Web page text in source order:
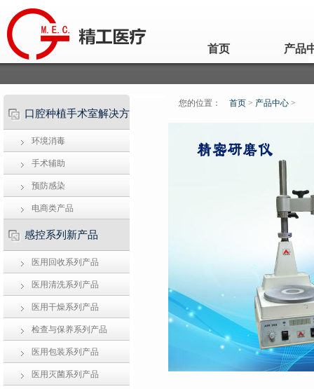
首页 产品
口腔种植手术室解决方
环境消毒
手术辅助
预防感染
电商类产品
感控系列新产品
医用回收系列产品
医用清洗系列产品
医用干燥系列产品
检查与保养系列产品
医用包装系列产品
医用灭菌系列产品
您的位置： 首页 > 产品中心 >